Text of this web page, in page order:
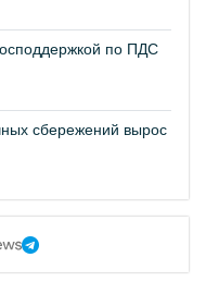
по ПДС
сбережений вырос